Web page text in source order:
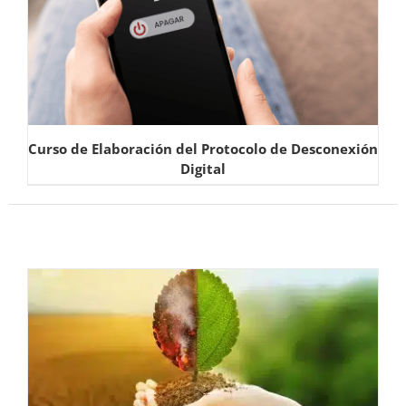
Curso de Elaboración del Protocolo de Desconexión
Digital